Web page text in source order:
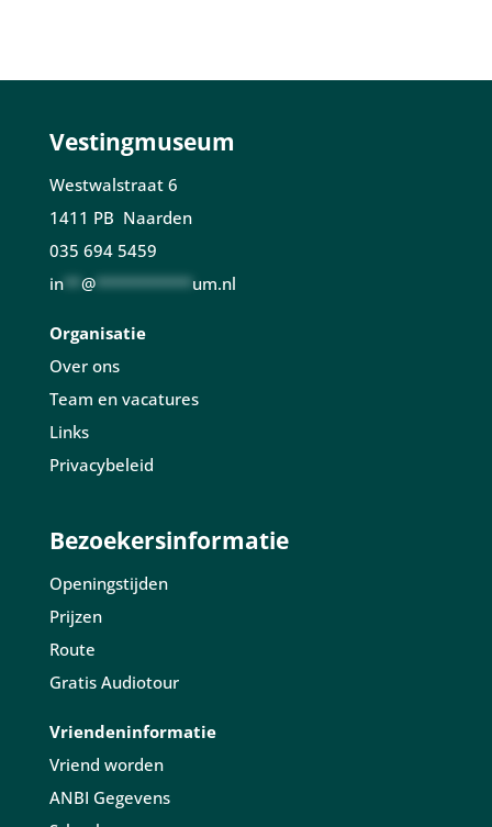
Vestingmuseum
Westwalstraat 6
1411 PB Naarden
035 694 5459
in** @*********** um.nl
Organisatie
Over ons
Team en vacatures
Links
Privacybeleid
Bezoekersinformatie
Openingstijden
Prijzen
Route
Gratis Audiotour
Vriendeninformatie
Vriend worden
ANBI Gegevens